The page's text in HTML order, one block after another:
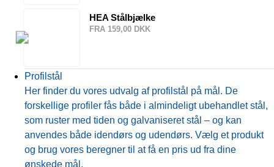
HEA Stålbjælke
FRA 159,00 DKK
Profilstål
Her finder du vores udvalg af profilstål på mål. De
forskellige profiler fås både i almindeligt ubehandlet stål,
som ruster med tiden og galvaniseret stål – og kan
anvendes både idendørs og udendørs. Vælg et produkt
og brug vores beregner til at få en pris ud fra dine
ønskede mål.